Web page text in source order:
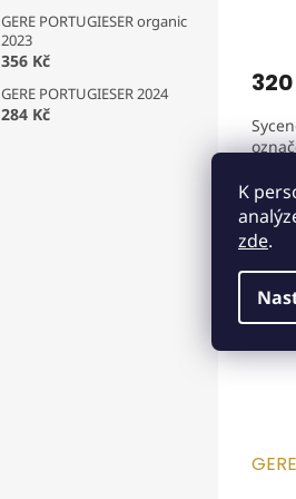
K
zde.
GERE PORTUGIESER organic
2023
356 Kč
GERE PORTUGIESER 2024
284 Kč
s
vede
Tip